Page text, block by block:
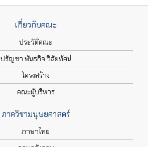
เกี่ยวกับคณะ
ประวัติคณะ
ปรัญชา พันธกิจ วิสัยทัศน์
โครงสร้าง
คณะผู้บริหาร
ภาควิชามนุษยศาสตร์
ภาษาไทย